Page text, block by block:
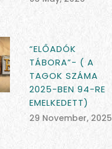
“ELŐADÓK
TÁBORA”- ( A
TAGOK SZÁMA
2025-BEN 94-RE
EMELKEDETT)
29 November, 2025